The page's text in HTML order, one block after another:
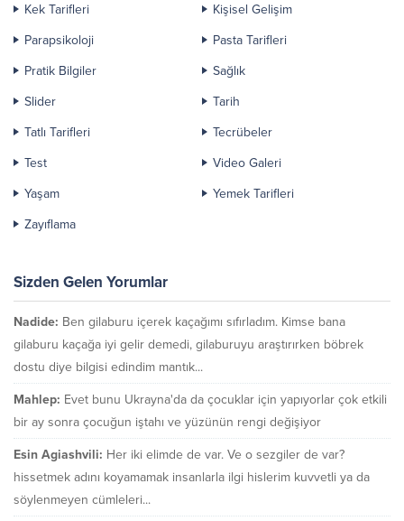
Kek Tarifleri
Kişisel Gelişim
Parapsikoloji
Pasta Tarifleri
Pratik Bilgiler
Sağlık
Slider
Tarih
Tatlı Tarifleri
Tecrübeler
Test
Video Galeri
Yaşam
Yemek Tarifleri
Zayıflama
Sizden Gelen Yorumlar
Nadide: Ben gilaburu içerek kaçağımı sıfırladım. Kimse bana
gilaburu kaçağa iyi gelir demedi, gilaburuyu araştırırken böbrek
dostu diye bilgisi edindim mantık...
Mahlep: Evet bunu Ukrayna'da da çocuklar için yapıyorlar çok etkili
bir ay sonra çocuğun iştahı ve yüzünün rengi değişiyor
Esin Agiashvili: Her iki elimde de var. Ve o sezgiler de var?
hissetmek adını koyamamak insanlarla ilgi hislerim kuvvetli ya da
söylenmeyen cümleleri...